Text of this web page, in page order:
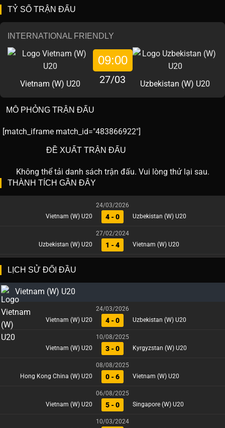
TỶ SỐ TRẬN ĐẤU
INTERNATIONAL FRIENDLY
Vietnam (W) U20
09:00
27/03 Uzbekistan (W) U20
MÔ PHỎNG TRẬN ĐẤU
match_id="483866922"]
ĐỀ XUẤT TRẬN ĐẤU
Không thể tải danh sách trận đấu. Vui lòng thử lại sau.
THÀNH TÍCH GẦN ĐÂY
24/03/2026
Vietnam (W) U20
4 - 0 Uzbekistan (W) U20
27/02/2024
Uzbekistan (W) U20
1 - 4 Vietnam (W) U20
LỊCH SỬ ĐỐI ĐẦU
Vietnam (W) U20
24/03/2026
Vietnam (W) U20
4 - 0 Uzbekistan (W) U20
10/08/2025
Vietnam (W) U20
3 - 0 Kyrgyzstan (W) U20
08/08/2025
Hong Kong China (W) U20
0 - 6 Vietnam (W) U20
06/08/2025
Vietnam (W) U20
5 - 0 Singapore (W) U20
10/03/2024